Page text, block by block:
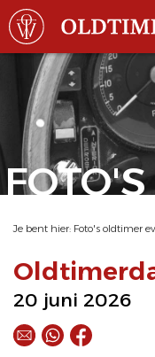
FOTO'S
Je bent hier: Foto's oldtimer
20 juni 2026